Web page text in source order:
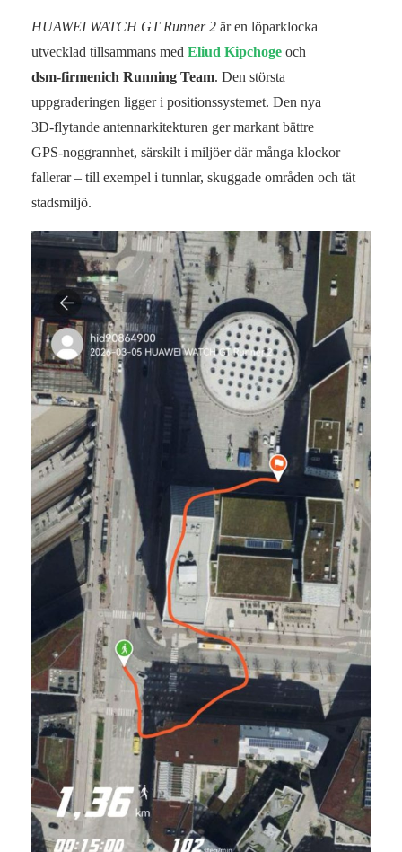
HUAWEI WATCH GT Runner 2 är en löparklocka
utvecklad tillsammans med Eliud Kipchoge och
dsm‑firmenich Running Team. Den största
uppgraderingen ligger i positionssystemet. Den nya
3D‑flytande antennarkitekturen ger markant bättre
GPS‑noggrannhet, särskilt i miljöer där många klockor
fallerar – till exempel i tunnlar, skuggade områden och tät
stadsmiljö.